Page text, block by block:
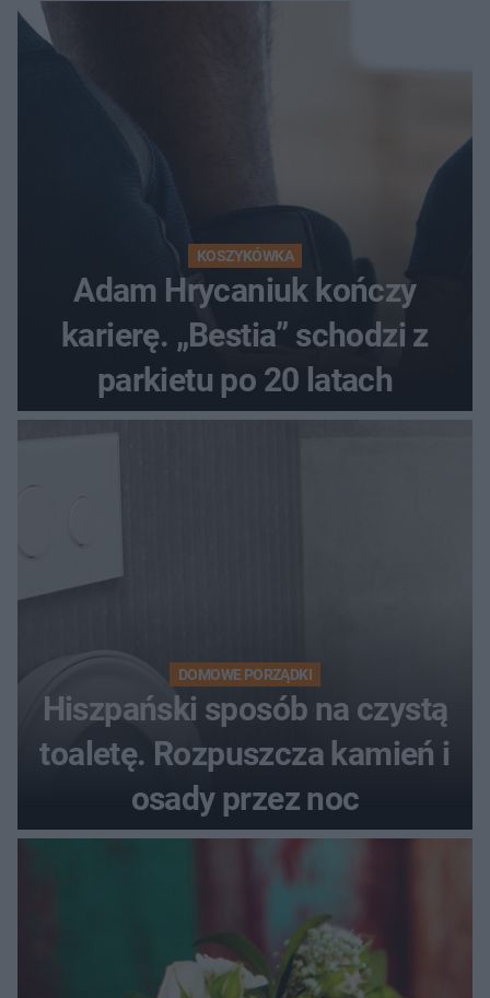
KOSZYKÓWKA
Adam Hrycaniuk kończy
karierę. „Bestia” schodzi z
parkietu po 20 latach
DOMOWE PORZĄDKI
Hiszpański sposób na czystą
toaletę. Rozpuszcza kamień i
osady przez noc